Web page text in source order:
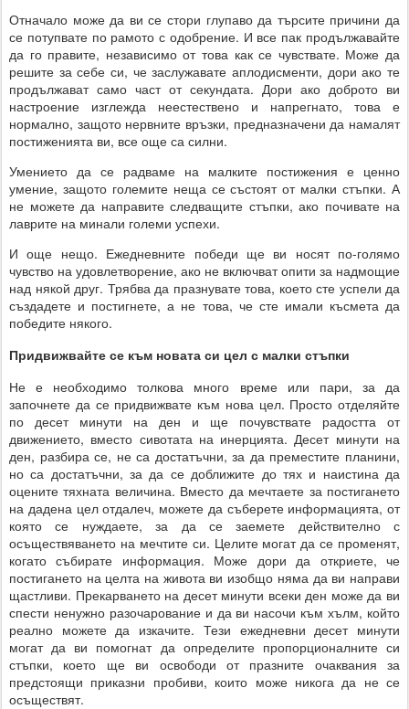
Отначало може да ви се стори глупаво да търсите причини да
се потупвате по рамото с одобрение. И все пак продължавайте
да го правите, независимо от това как се чувствате. Може да
решите за себе си, че заслужавате аплодисменти, дори ако те
продължават само част от секундата. Дори ако доброто ви
настроение изглежда неестествено и напрегнато, това е
нормално, защото нервните връзки, предназначени да намалят
постиженията ви, все още са силни.
Умението да се радваме на малките постижения е ценно
умение, защото големите неща се състоят от малки стъпки. А
не можете да направите следващите стъпки, ако почивате на
лаврите на минали големи успехи.
И още нещо. Ежедневните победи ще ви носят по-голямо
чувство на удовлетворение, ако не включват опити за надмощие
над някой друг. Трябва да празнувате това, което сте успели да
създадете и постигнете, а не това, че сте имали късмета да
победите някого.
Придвижвайте се към новата си цел с малки стъпки
Не е необходимо толкова много време или пари, за да
започнете да се придвижвате към нова цел. Просто отделяйте
по десет минути на ден и ще почувствате радостта от
движението, вместо сивотата на инерцията. Десет минути на
ден, разбира се, не са достатъчни, за да преместите планини,
но са достатъчни, за да се доближите до тях и наистина да
оцените тяхната величина. Вместо да мечтаете за постигането
на дадена цел отдалеч, можете да съберете информацията, от
която се нуждаете, за да се заемете действително с
осъществяването на мечтите си. Целите могат да се променят,
когато събирате информация. Може дори да откриете, че
постигането на целта на живота ви изобщо няма да ви направи
щастливи. Прекарването на десет минути всеки ден може да ви
спести ненужно разочарование и да ви насочи към хълм, който
реално можете да изкачите. Тези ежедневни десет минути
могат да ви помогнат да определите пропорционалните си
стъпки, което ще ви освободи от празните очаквания за
предстоящи приказни пробиви, които може никога да не се
осъществят.